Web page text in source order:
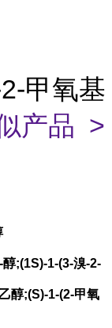
甲氧基
产品 >
;(1S)-1-(3-溴-2-
醇;(S)-1-(2-甲氧